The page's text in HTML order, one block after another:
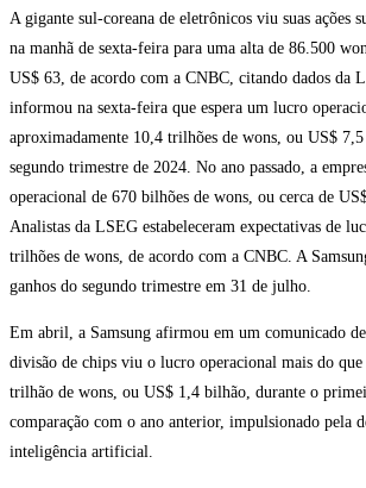
A gigante sul-coreana de eletrônicos viu suas ações
na manhã de sexta-feira para uma alta de 86.500
US$ 63, de acordo com a CNBC, citando dados da
informou na sexta-feira que espera um lucro
aproximadamente 10,4 trilhões de wons, ou US$
segundo trimestre de 2024. No ano passado, a
operacional de 670 bilhões de wons, ou cerca de
Analistas da LSEG estabeleceram expectativas de
trilhões de wons, de acordo com a CNBC. A
ganhos do segundo trimestre em 31 de julho.
Em abril, a Samsung afirmou em um comunicado de
divisão de chips viu o lucro operacional mais do
trilhão de wons, ou US$ 1,4 bilhão, durante o
comparação com o ano anterior, impulsionado pela
inteligência artificial.